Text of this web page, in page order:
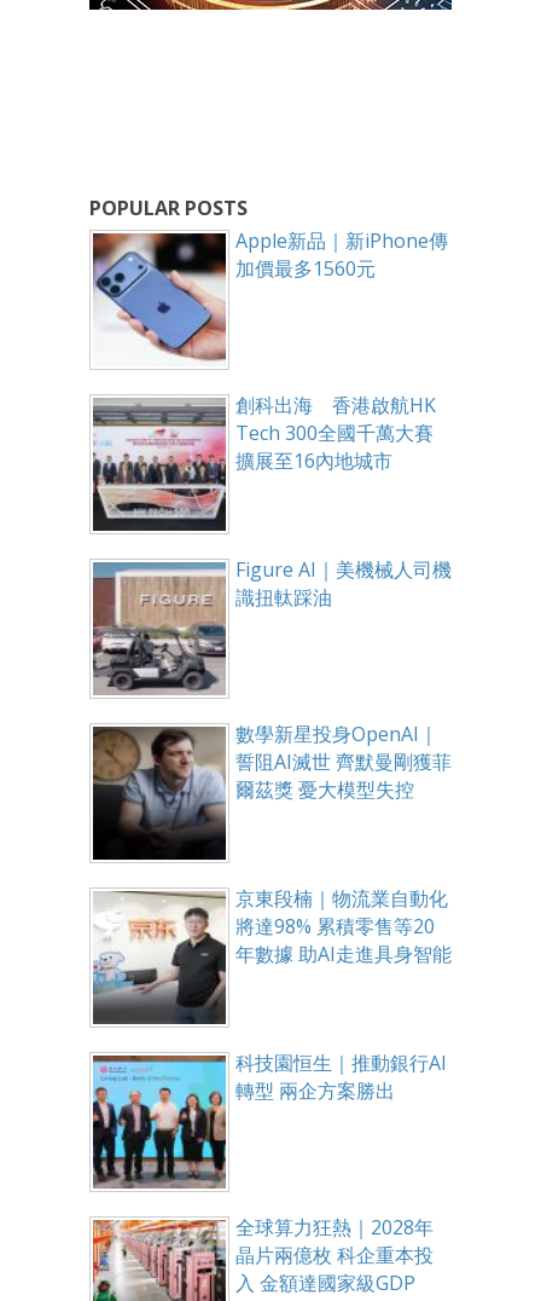
POPULAR POSTS
Apple新品｜新iPhone傳
加價最多1560元
創科出海 香港啟航HK
Tech 300全國千萬大賽
擴展至16內地城市
Figure AI｜美機械人司機
識扭軚踩油
數學新星投身OpenAI｜
誓阻AI滅世 齊默曼剛獲菲
爾茲獎 憂大模型失控
京東段楠｜物流業自動化
將達98% 累積零售等20
年數據 助AI走進具身智能
科技園恒生｜推動銀行AI
轉型 兩企方案勝出
全球算力狂熱｜2028年
晶片兩億枚 科企重本投
入 金額達國家級GDP